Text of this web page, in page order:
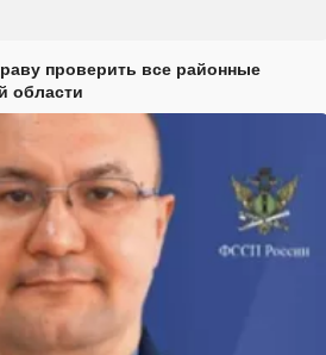
проверить все районные
области